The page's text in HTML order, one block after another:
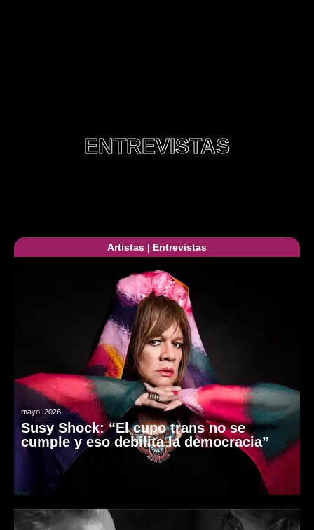
ENTREVISTAS
Artistas | Entrevistas
mayo, 2026
Susy Shock: “El cupo trans no se
cumple y eso debilita la democracia”